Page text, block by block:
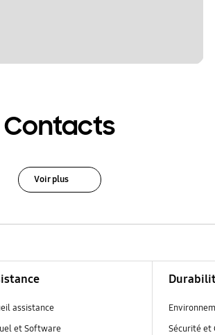
Contacts
Voir plus
assistance
et Software
Sécurité et